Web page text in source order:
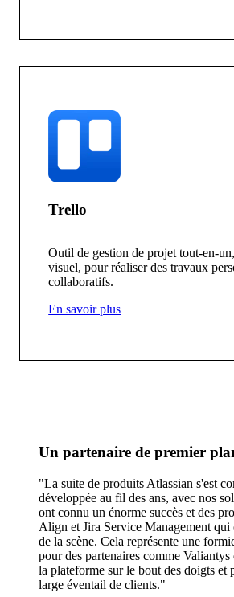
Trello
Outil de gestion de projet tout-en-
visuel, pour réaliser des travaux
collaboratifs.
En savoir plus
Un partenaire de premier
"La suite de produits Atlassian s'est
développée au fil des ans, avec nos
ont connu un énorme succès et des
Align et Jira Service Management qui
de la scène. Cela représente une
pour des partenaires comme
la plateforme sur le bout des doigts et
large éventail de clients."